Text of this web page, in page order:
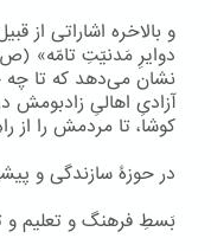
و بالاخره اشاراتی از
نشان می‌دهد که تا چه
آزادیِ اهالیِ زادبومش
کوشا، تا مردمش را از
در حوزۀ سازندگی و
بَسطِ فرهنگ و تعلیم و